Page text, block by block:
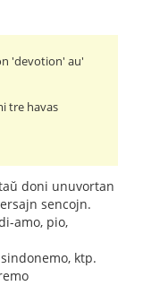
'devotion' au'
tre havas
doni unuvortan
sencojn.
amo, pio,
ktp.